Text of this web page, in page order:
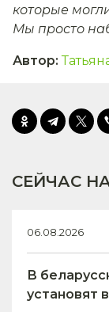
которые
Мы просто
Автор:
СЕЙЧАС
06.08.2026
В
установят